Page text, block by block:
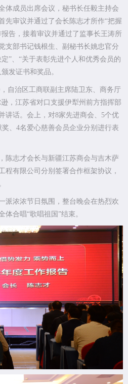
体成员出席会议，秘书长任毅主持会
先审议并通过了会长陈志才所作“把握
告，接着审议并通过了监事长王涛所
支部书记钱根生、副秘书长姚忠官分
”、“关于表彰先进个人和优秀会员的
发证书和奖品。
治区工商联副主席陆卫东、商务厅
，江苏省对口支援伊犁州前方指挥部
讲话。会上，对8家先进商会、5个优
、4名爱心慈善会员企业分别进行表
志才会长与新疆江苏商会与吉木萨
程有限公司分别签署合作框架协议，
。
派浓浓节日氛围，整台晚会在热烈欢
合唱“歌唱祖国”结束。